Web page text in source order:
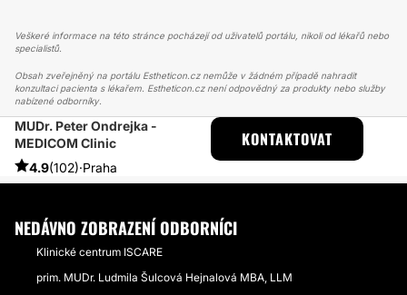
Veškeré informace na této stránce pocházejí od uživatelů portálu, nikoli od lékařů nebo
specialistů.
Obsah zveřejněný na portálu Estheticon.cz nemůže v žádném případě nahradit
konzultaci pacienta s lékařem. Estheticon.cz není odpovědný za produkty nebo služby
nabízené odborníky.
MUDr. Peter Ondrejka -
MEDICOM Clinic
4.9(102)·Praha
KONTAKTOVAT
ESTHETICON
PŘÍBĚHY
PŘÍBĚHY TÝKAJÍCÍ SE ZÁKROKU PLASTICKÁ OPERACE PAŽÍ
PLASTICKÁ OPERACE PAŽÍ A HOJENÍ JIZEV
NEDÁVNO ZOBRAZENÍ ODBORNÍCI
Klinické centrum ISCARE
prim. MUDr. Ludmila Šulcová Hejnalová MBA, LLM